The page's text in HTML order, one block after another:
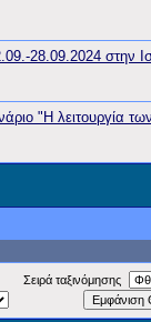
28.09.2024 στην
"H λειτουργία
Σειρά ταξινόμησης